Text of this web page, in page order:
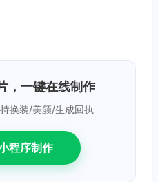
，一键在线制作
换装/美颜/生成回执
程序制作